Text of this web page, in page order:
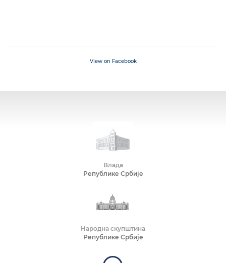
View on Facebook
Влада
Републике Србије
Народна скупштина
Републике Србије